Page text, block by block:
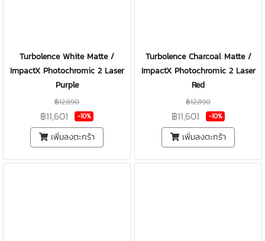
Turbolence White Matte /
ImpactX Photochromic 2 Laser
Purple
฿12,890
฿11,601 -10%
เพิ่มลงตะกร้า
Turbolence Charcoal Matte /
ImpactX Photochromic 2 Laser
Red
฿12,890
฿11,601 -10%
เพิ่มลงตะกร้า